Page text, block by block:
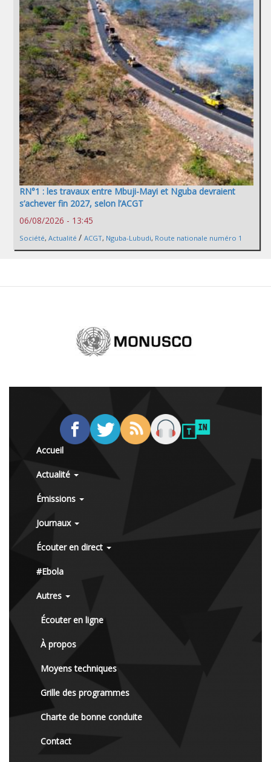
RN°1 : les travaux entre Mbuji-Mayi et Nguba devraient
s’achever fin 2027, selon l’ACGT
06/08/2026 - 13:45
Société, Actualité / ACGT, Nguba-Lubudi, Route nationale numéro 1
Accueil
Actualité
Émissions
Journaux
Écouter en direct
#Ebola
Autres
Écouter en ligne
À propos
Moyens techniques
Grille des programmes
Charte de bonne conduite
Contact